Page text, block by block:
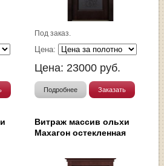
Под заказ.
Цена:
Цена: 23000 руб.
Подробнее Заказать
Витраж массив ольхи
Махагон остекленная